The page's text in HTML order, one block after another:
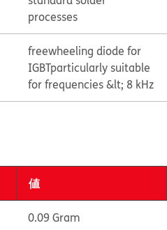
processes
freewheeling diode for
IGBTparticularly suitable
for frequencies &lt; 8 kHz
値
0.09 Gram